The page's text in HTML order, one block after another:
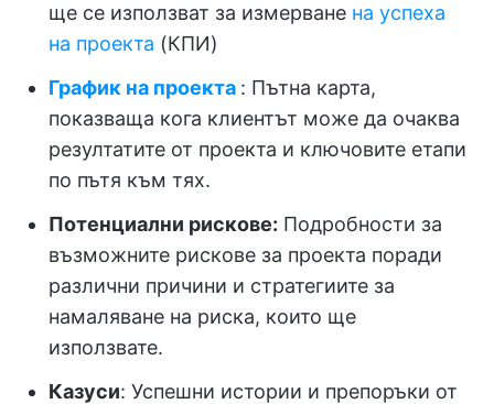
ще се използват за измерване на успеха
на проекта (КПИ)
График на проекта : Пътна карта,
показваща кога клиентът може да очаква
резултатите от проекта и ключовите етапи
по пътя към тях.
Потенциални рискове: Подробности за
възможните рискове за проекта поради
различни причини и стратегиите за
намаляване на риска, които ще
използвате.
Казуси: Успешни истории и препоръки от